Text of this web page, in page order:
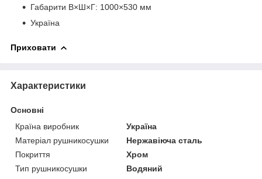
Габарити В×Ш×Г: 1000×530 мм
Україна
Приховати
Характеристики
Основні
Країна виробник
Україна
Матеріал рушникосушки
Нержавіюча сталь
Покриття
Хром
Тип рушникосушки
Водяний